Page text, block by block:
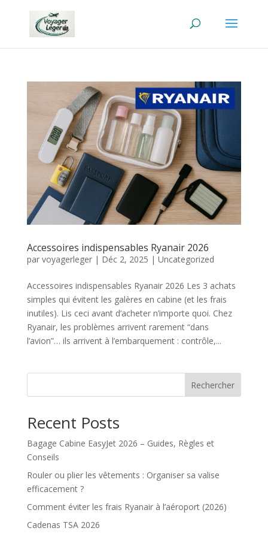
Accessoires indispensables Ryanair 2026
par voyagerleger| Déc 2, 2025 | Uncategorized
Accessoires indispensables Ryanair 2026 Les 3 achats
simples qui évitent les galères en cabine (et les frais
inutiles). Lis ceci avant d’acheter n’importe quoi. Chez
Ryanair, les problèmes arrivent rarement “dans
l’avion”… ils arrivent à l’embarquement : contrôle,...
Rechercher
Recent Posts
Bagage Cabine EasyJet 2026 – Guides, Règles et
Conseils
Rouler ou plier les vêtements : Organiser sa valise
efficacement ?
Comment éviter les frais Ryanair à l’aéroport (2026)
Cadenas TSA 2026